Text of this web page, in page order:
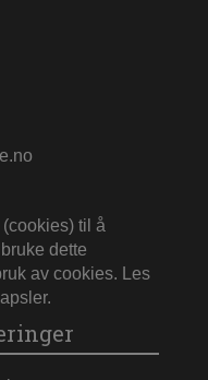
til å
dette
av cookies.
Les
.